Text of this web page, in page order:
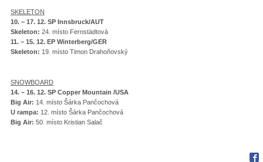
SKELETON
10. – 17. 12. SP Innsbruck/AUT
Skeleton: 24. místo Fernstädtová
11. – 15. 12. EP Winterberg/GER
Skeleton: 19. místo Timon Drahoňovský
SNOWBOARD
14. – 16. 12. SP Copper Mountain /USA
Big Air: 14. místo Šárka Pančochová
U rampa: 12. místo Šárka Pančochová
Big Air: 50. místo Kristian Salač